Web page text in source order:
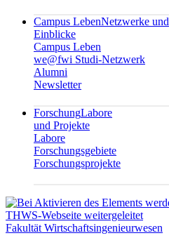
Campus LebenNetzwerke und
Einblicke
Campus Leben
we@fwi Studi-Netzwerk
Alumni
Newsletter
ForschungLabore
und Projekte
Labore
Forschungsgebiete
Forschungsprojekte
Fakultät Wirtschaftsingenieurwesen